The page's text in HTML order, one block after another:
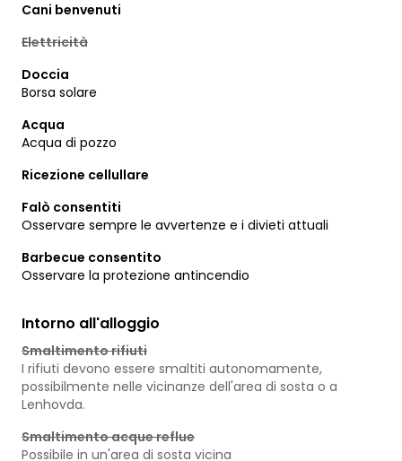
Cani benvenuti
Elettricità
Doccia
Borsa solare
Acqua
Acqua di pozzo
Ricezione cellullare
Falò consentiti
Osservare sempre le avvertenze e i divieti attuali
Barbecue consentito
Osservare la protezione antincendio
Intorno all'alloggio
Smaltimento rifiuti
I rifiuti devono essere smaltiti autonomamente,
possibilmente nelle vicinanze dell'area di sosta o a
Lenhovda.
Smaltimento acque reflue
Possibile in un'area di sosta vicina